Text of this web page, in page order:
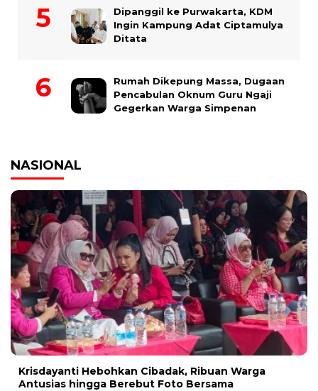
Dipanggil ke Purwakarta, KDM
Ingin Kampung Adat Ciptamulya
Ditata
Rumah Dikepung Massa, Dugaan
Pencabulan Oknum Guru Ngaji
Gegerkan Warga Simpenan
NASIONAL
Krisdayanti Hebohkan Cibadak, Ribuan Warga
Antusias hingga Berebut Foto Bersama